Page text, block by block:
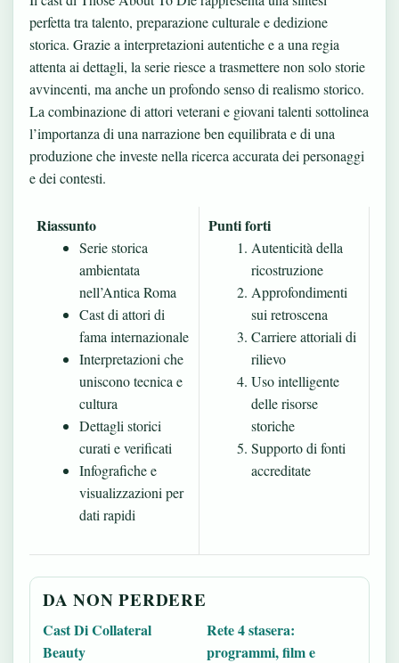
perfetta tra talento, preparazione culturale e dedizione
storica. Grazie a interpretazioni autentiche e a una regia
attenta ai dettagli, la serie riesce a trasmettere non solo storie
avvincenti, ma anche un profondo senso di realismo storico.
La combinazione di attori veterani e giovani talenti sottolinea
l’importanza di una narrazione ben equilibrata e di una
produzione che investe nella ricerca accurata dei personaggi
e dei contesti.
Riassunto
Serie storica
ambientata
nell’Antica Roma
Cast di attori di
fama internazionale
Interpretazioni che
uniscono tecnica e
cultura
Dettagli storici
curati e verificati
Infografiche e
visualizzazioni per
dati rapidi
Punti forti
Autenticità della
ricostruzione
Approfondimenti
sui retroscena
Carriere attoriali di
rilievo
Uso intelligente
delle risorse
storiche
Supporto di fonti
accreditate
DA NON PERDERE
Cast Di Collateral
Beauty
Rete 4 stasera:
programmi, film e